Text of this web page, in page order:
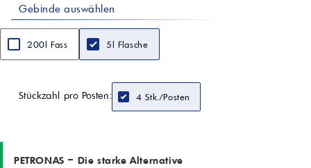
Geeignet für DPF und Katalysator
Geeignet
Dichte (15 °C)
0,857 g/cm³
14,7 mm²/s (cSt)
Viskositätsindex
230 °C
Sulfatasche
Gebinde auswählen
200l Fass 5l Flasche
Stückzahl pro Posten: 4 Stk./Posten
PETRONAS – Die starke Alternative